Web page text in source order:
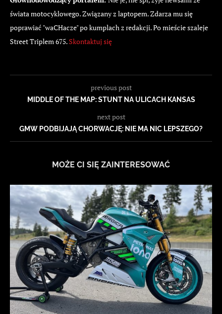
świata motocyklowego. Związany z laptopem. Zdarza mu się
poprawiać "waCHacze" po kumplach z redakcji. Po mieście szaleje
Street Triplem 675. Skontaktuj się
previous post
MIDDLE OF THE MAP: STUNT NA ULICACH KANSAS
next post
GMW PODBIJAJĄ CHORWACJĘ: NIE MA NIC LEPSZEGO?
MOŻE CI SIĘ ZAINTERESOWAĆ